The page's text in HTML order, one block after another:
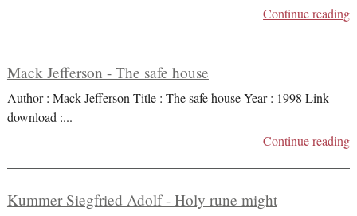
Continue reading
Mack Jefferson - The safe house
Author : Mack Jefferson Title : The safe house Year : 1998 Link
download :...
Continue reading
Kummer Siegfried Adolf - Holy rune might